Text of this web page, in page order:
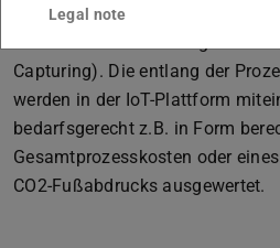
Bildschirm mit
Capturing). Die entlang der
werden in der IoT-Plattform
bedarfsgerecht z.B. in Form
Gesamtprozesskosten oder
CO2-Fußabdrucks ausgewertet.
Legal note